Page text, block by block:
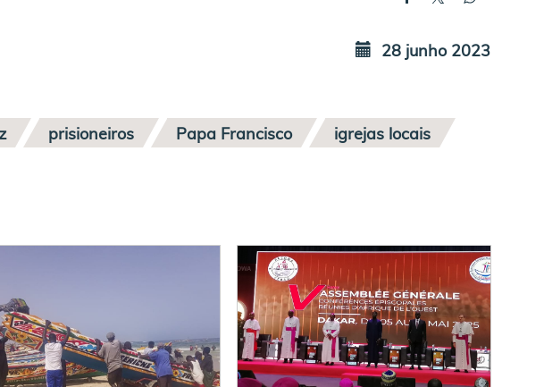
28 junho 2023
prisioneiros Papa Francisco igrejas locais